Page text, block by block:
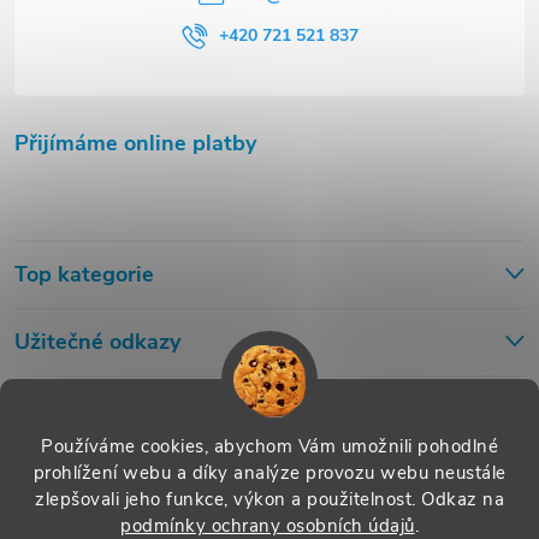
Používáme cookies, abychom Vám umožnili pohodlné
prohlížení webu a díky analýze provozu webu neustále
zlepšovali jeho funkce, výkon a použitelnost. Odkaz na
podmínky ochrany osobních údajů.
+420 721 521 837
Přijímáme online platby
Top kategorie
Užitečné odkazy